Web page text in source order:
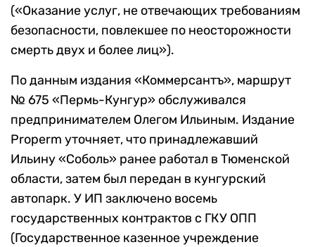
(«Оказание услуг, не отвечающих требованиям
безопасности, повлекшее по неосторожности
смерть двух и более лиц»).
По данным издания «Коммерсантъ», маршрут
№ 675 «Пермь-Кунгур» обслуживался
предпринимателем Олегом Ильиным. Издание
Properm уточняет, что принадлежавший
Ильину «Соболь» ранее работал в Тюменской
области, затем был передан в кунгурский
автопарк. У ИП заключено восемь
государственных контрактов с ГКУ ОПП
(Государственное казенное учреждение